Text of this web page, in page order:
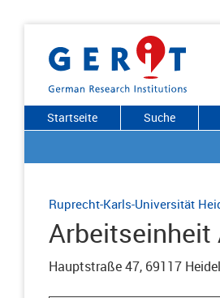
Startseite Suche
Ruprecht-Karls-Universität
Arbeitseinheit
Hauptstraße 47, 69117